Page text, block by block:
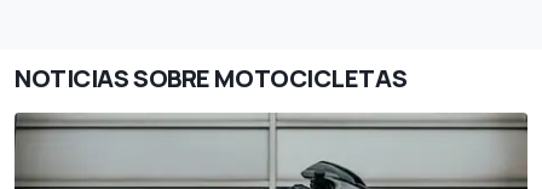
NOTICIAS SOBRE MOTOCICLETAS